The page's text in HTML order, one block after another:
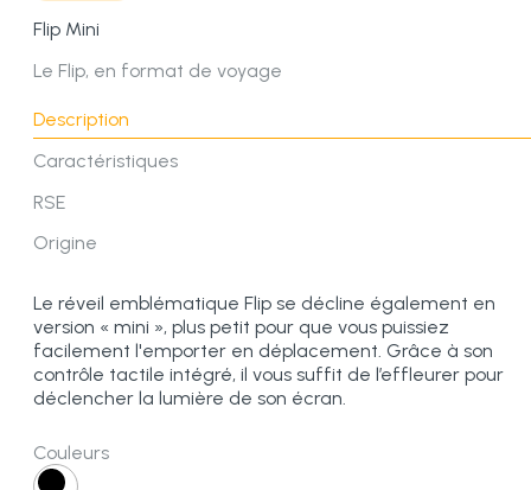
Flip Mini
Le Flip, en format de voyage
Description
Caractéristiques
RSE
Origine
Le réveil emblématique Flip se décline également en
version « mini », plus petit pour que vous puissiez
facilement l'emporter en déplacement. Grâce à son
contrôle tactile intégré, il vous suffit de l’effleurer pour
déclencher la lumière de son écran.
Couleurs